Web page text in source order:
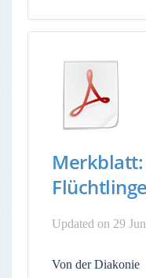
Flüchtlinge
Updated on 29
Von der Diakonie